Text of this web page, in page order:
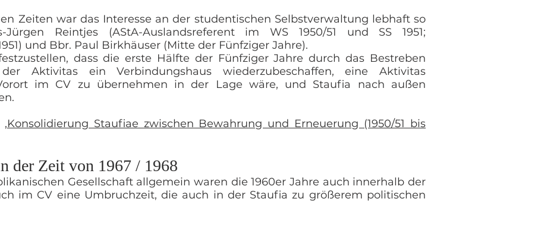
Zeiten war das Interesse an der studentischen Selbstverwaltung lebhaft so
Reintjes (AStA-Auslandsreferent im WS 1950/51 und SS 1951;
und Bbr. Paul Birkhäuser (Mitte der Fünfziger Jahre).
dass die erste Hälfte der Fünfziger Jahre durch das Bestreben
Aktivitas ein Verbindungshaus wiederzubeschaffen, eine Aktivitas
im CV zu übernehmen in der Lage wäre, und Staufia nach außen
Konsolidierung Staufiae zwischen Bewahrung und Erneuerung (1950/51 bis
der Zeit von 1967 / 1968
Gesellschaft allgemein waren die 1960er Jahre auch innerhalb der
im CV eine Umbruchzeit, die auch in der Staufia zu größerem politischen